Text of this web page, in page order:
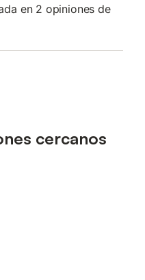
en 2 opiniones de
cercanos